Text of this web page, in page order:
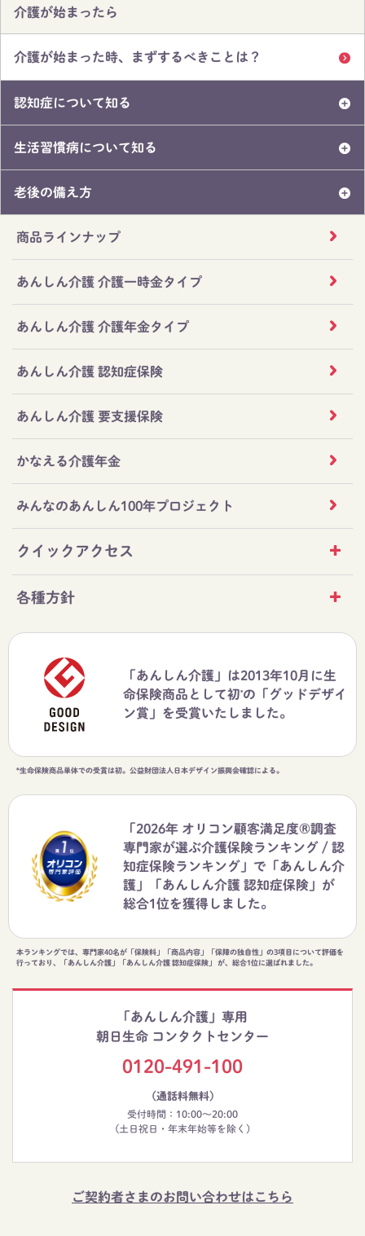
介護が始まったら
介護が始まった時、まずするべきことは？
認知症について知る
生活習慣病について知る
老後の備え方
商品ラインナップ
あんしん介護 介護一時金タイプ
あんしん介護 介護年金タイプ
あんしん介護 認知症保険
あんしん介護 要支援保険
かなえる介護年金
みんなのあんしん100年プロジェクト
クイックアクセス
各種方針
「あんしん介護」は2013年10月に生
命保険商品として初*の「グッドデザイ
ン賞」を受賞いたしました。
*生命保険商品単体での受賞は初。公益財団法人日本デザイン振興会確認による。
「2026年 オリコン顧客満足度®調査
専門家が選ぶ介護保険ランキング / 認
知症保険ランキング」で「あんしん介
護」「あんしん介護 認知症保険」が
総合1位を獲得しました。
本ランキングでは、専門家40名が「保険料」「商品内容」「保障の独自性」の3項目について評価を
行っており、「あんしん介護」「あんしん介護 認知症保険」 が、総合1位に選ばれました。
「あんしん介護」専用
朝日生命 コンタクトセンター
0120-491-100
（通話料無料）
受付時間：10:00～20:00
(土日祝日・年末年始等を除く)
ご契約者さまのお問い合わせはこちら